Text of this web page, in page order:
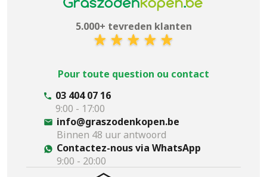
5.000+ tevreden klanten
Pour toute question ou contact
03 404 07 16
9:00 - 17:00
info@graszodenkopen.be
Binnen 48 uur antwoord
Contactez-nous via WhatsApp
9:00 - 20:00